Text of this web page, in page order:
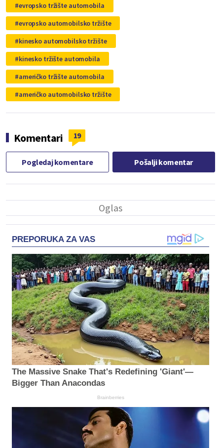
evropsko tržište automobila
evropsko automobilsko tržište
kinesko automobilsko tržište
kinesko tržište automobila
američko tržište automobila
američko automobilsko tržište
Komentari 19
Pogledaj komentare Pošalji komentar
PREPORUKA ZA VAS
The Massive Snake That's Redefining 'Giant'—
Bigger Than Anacondas
Brainberries